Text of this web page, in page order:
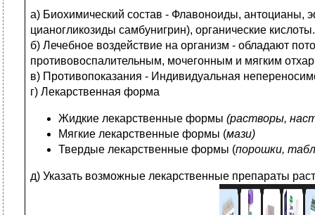
а) Биохимический состав - Флавоноиды, антоцианы,
цианогликозиды самбунигрин), органические кислоты.
б) Лечебное воздействие на организм - обладают
противовоспалительным, мочегонным и мягким
в) Противопоказания - Индивидуальная
г) Лекарственная форма
Жидкие лекарственные формы (растворы,
Мягкие лекарственные формы (мази)
Твердые лекарственные формы (порошки,
д) Указать возможные лекарственные препараты